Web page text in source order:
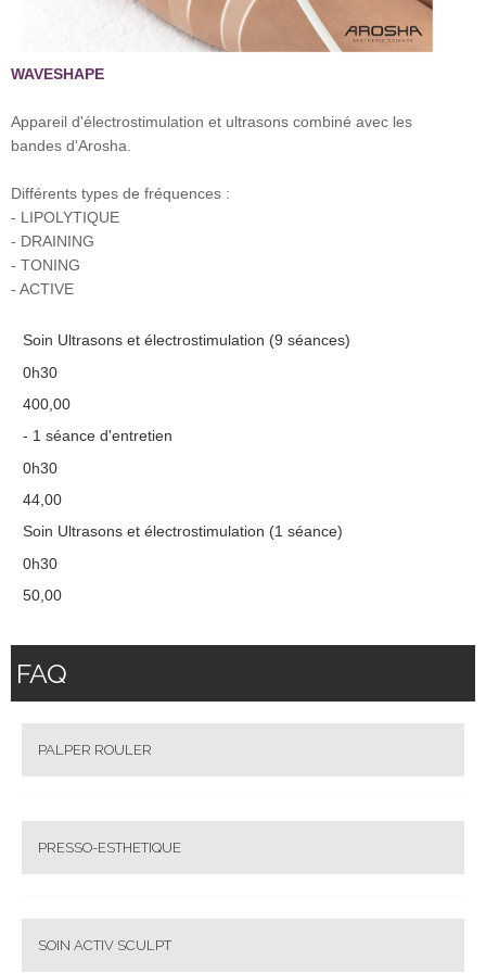
WAVESHAPE
Appareil d'électrostimulation et ultrasons combiné avec les
bandes d'Arosha.
Différents types de fréquences :
- LIPOLYTIQUE
- DRAINING
- TONING
- ACTIVE
Soin Ultrasons et électrostimulation (9 séances)
0h30
400,00
- 1 séance d'entretien
0h30
44,00
Soin Ultrasons et électrostimulation (1 séance)
0h30
50,00
FAQ
PALPER ROULER
PRESSO-ESTHETIQUE
SOIN ACTIV SCULPT